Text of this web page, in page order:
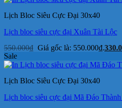
Lịch Bloc Siêu Cực Đại 30x40
Lịch bloc siêu cực đại Xuân Tài Lộc
550.000₫ Giá gốc là: 550.000₫.
Sale
Lịch Bloc Siêu Cực Đại 30x40
Lịch bloc siêu cực đại Mã Đáo